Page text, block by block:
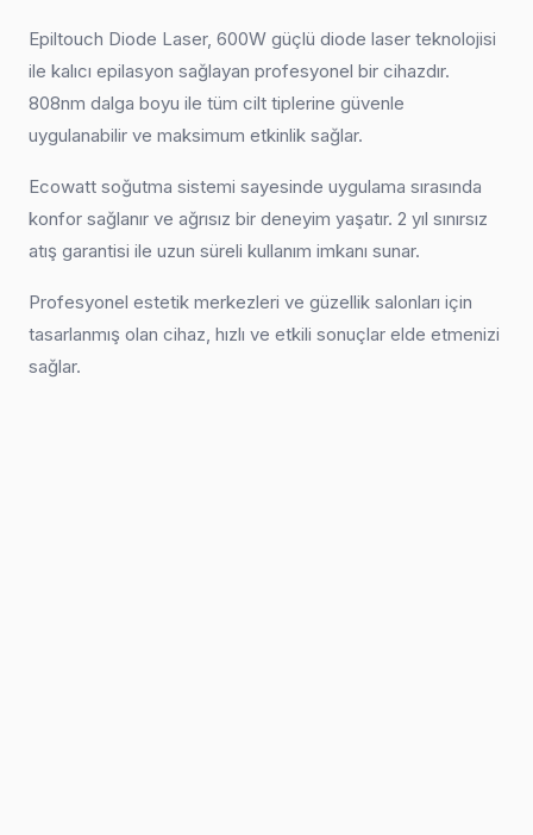
Epiltouch Diode Laser, 600W güçlü diode laser teknolojisi
ile kalıcı epilasyon sağlayan profesyonel bir cihazdır.
808nm dalga boyu ile tüm cilt tiplerine güvenle
uygulanabilir ve maksimum etkinlik sağlar.
Ecowatt soğutma sistemi sayesinde uygulama sırasında
konfor sağlanır ve ağrısız bir deneyim yaşatır. 2 yıl sınırsız
atış garantisi ile uzun süreli kullanım imkanı sunar.
Profesyonel estetik merkezleri ve güzellik salonları için
tasarlanmış olan cihaz, hızlı ve etkili sonuçlar elde etmenizi
sağlar.